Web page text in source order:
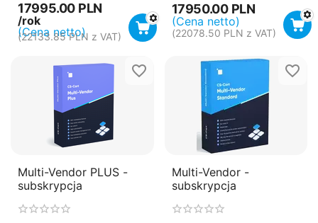
17995.00 PLN
/rok
(Cena netto)
(22133.85 PLN z VAT)
17950.00 PLN
(Cena netto)
(22078.50 PLN z VAT)
Multi-Vendor PLUS -
subskrypcja
Multi-Vendor -
subskrypcja